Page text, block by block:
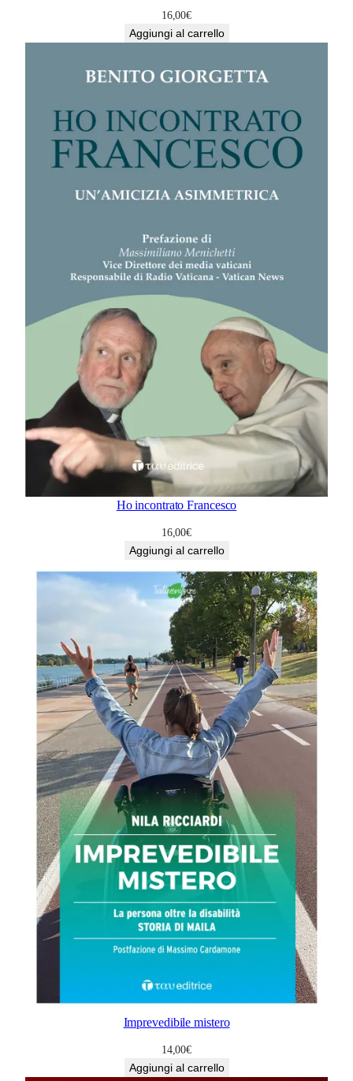
16,00€
Aggiungi al carrello
Ho incontrato Francesco
16,00€
Aggiungi al carrello
Imprevedibile mistero
14,00€
Aggiungi al carrello